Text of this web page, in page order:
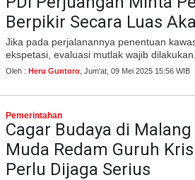
Berpikir Secara Luas
Jika pada perjalanannya penentuan
ekspetasi, evaluasi mutlak wajib dilakukan.
Oleh : Heru Guntoro , Jum'at, 09 Mei 2025 15:56 WIB
Pemerintahan
Cagar Budaya di
Muda Redam Guruh
Perlu Dijaga Serius